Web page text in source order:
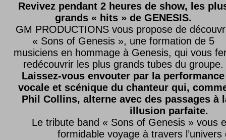
Revivez pendant 2 heures de show, les
grands « hits » de GENESIS.
GM PRODUCTIONS vous propose de
« Sons of Genesis », une formation de 5
musiciens en hommage à Genesis, qui vous
redécouvrir les plus grands tubes du groupe.
Laissez-vous envouter par la performance
vocale et scénique du chanteur qui,
Phil Collins, alterne avec des passages à
illusion parfaite.
Le tribute band « Sons of Genesis » vous
formidable voyage à travers l’univers